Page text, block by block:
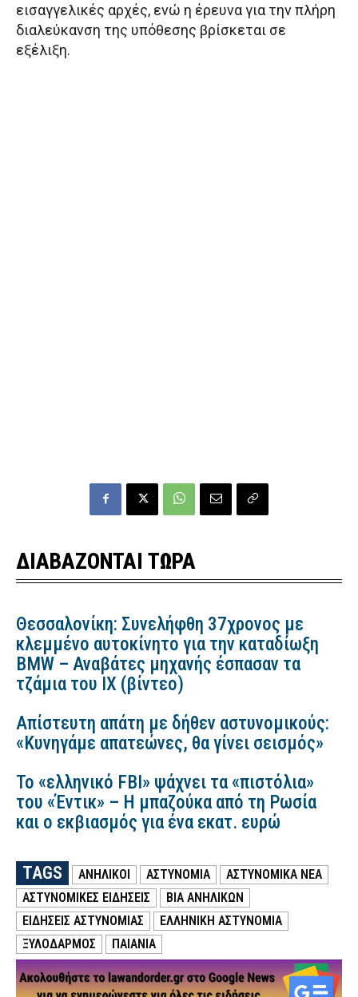
εισαγγελικές αρχές, ενώ η έρευνα για την πλήρη
διαλεύκανση της υπόθεσης βρίσκεται σε
εξέλιξη.
ΔΙΑΒΑΖΟΝΤΑΙ ΤΩΡΑ
Θεσσαλονίκη: Συνελήφθη 37χρονος με
κλεμμένο αυτοκίνητο για την καταδίωξη
BMW – Αναβάτες μηχανής έσπασαν τα
τζάμια του ΙΧ (βίντεο)
Απίστευτη απάτη με δήθεν αστυνομικούς:
«Κυνηγάμε απατεώνες, θα γίνει σεισμός»
Το «ελληνικό FBI» ψάχνει τα «πιστόλια»
του «Έντικ» – Η μπαζούκα από τη Ρωσία
και ο εκβιασμός για ένα εκατ. ευρώ
TAGS ΑΝΗΛΙΚΟΙ ΑΣΤΥΝΟΜΙΑ
ΑΣΤΥΝΟΜΙΚΑ ΝΕΑ
ΑΣΤΥΝΟΜΙΚΕΣ ΕΙΔΗΣΕΙΣ
ΒΙΑ ΑΝΗΛΙΚΩΝ
ΕΙΔΗΣΕΙΣ ΑΣΤΥΝΟΜΙΑΣ
ΕΛΛΗΝΙΚΗ ΑΣΤΥΝΟΜΙΑ
ΞΥΛΟΔΑΡΜΟΣ
ΠΑΙΑΝΙΑ